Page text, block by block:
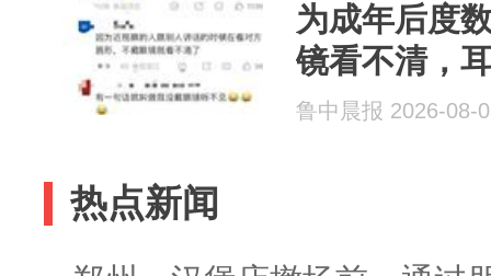
为成年后度
镜看不清，
友：太真实
鲁中晨报 2026-08-
热点新闻